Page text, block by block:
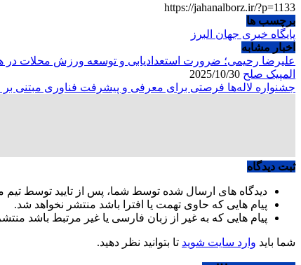
https://jahanalborz.ir/?p=1133
برچسب ها
پایگاه خبری جهان البرز
اخبار مشابه
علیرضا رحیمی؛ ضرورت استعدادیابی و توسعه ورزش محلات
المپیک صلح
جشنواره لاله‌ها فرصتی برای معرفی و پیشرفت فناوری مبتنی
ثبت دیدگاه
دیدگاه های ارسال شده توسط شما، پس از تایید توسط
پیام هایی که حاوی تهمت یا افترا باشد منتشر نخواهد شد.
پیام هایی که به غیر از زبان فارسی یا غیر مرتبط باشد
شما باید وارد سایت شوید تا بتوانید نظر دهید.